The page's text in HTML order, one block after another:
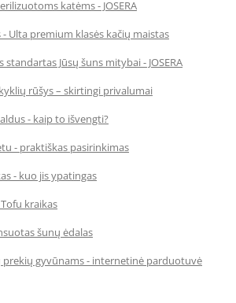
katėms - JOSERA
- Ulta premium klasės kačių maistas
Jūsų šuns mitybai - JOSERA
rūšys – skirtingi privalumai
- kaip to išvengti?
- praktiškas pasirinkimas
- kuo jis ypatingas
kraikas
šunų ėdalas
prekių gyvūnams - internetinė parduotuvė